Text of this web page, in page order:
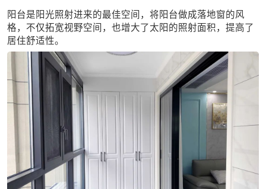
阳台是阳光照射进来的最佳空间，将阳台做成落地窗的风
格，不仅拓宽视野空间，也增大了太阳的照射面积，提高了
居住舒适性。